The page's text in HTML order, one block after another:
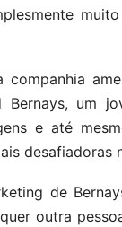
companhia
Bernays, um
e até
desafiadoras
de
outra